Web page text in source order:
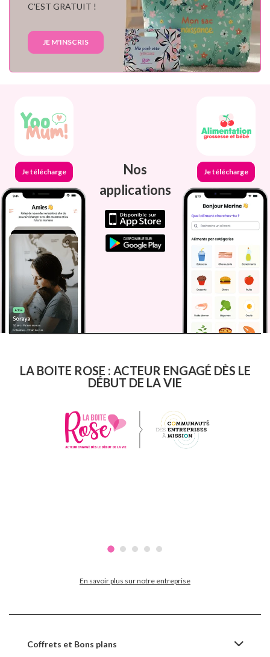
C'EST GRATUIT !
JE M'INSCRIS
Je télécharge
Nos
applications
Je télécharge
LA BOITE ROSE : ACTEUR ENGAGÉ DÈS LE
DÉBUT DE LA VIE
En savoir plus sur notre entreprise
Coffrets et Bons plans